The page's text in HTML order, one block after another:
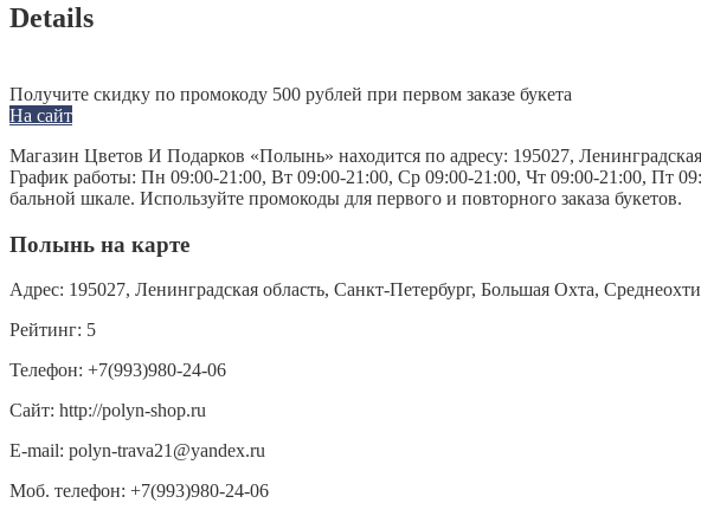
Details
Получите скидку по промокоду 500 рублей при первом заказе букета
На сайт
Магазин Цветов И Подарков «Полынь» находится по адресу: 195027,
График работы: Пн 09:00-21:00, Вт 09:00-21:00, Ср 09:00-21:00, Чт 09:00-21:00, Пт
бальной шкале. Используйте промокоды для первого и повторного заказа букетов.
Полынь на карте
Адрес: 195027, Ленинградская область, Санкт-Петербург, Большая Охта,
Рейтинг: 5
Телефон: +7(993)980-24-06
Сайт: http://polyn-shop.ru
E-mail: polyn-trava21@yandex.ru
Моб. телефон: +7(993)980-24-06